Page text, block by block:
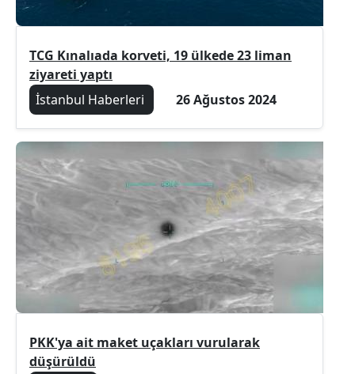
TCG Kınalıada korveti, 19 ülkede 23 liman
ziyareti yaptı
İstanbul Haberleri
26 Ağustos 2024
PKK'ya ait maket uçakları vurularak
düşürüldü